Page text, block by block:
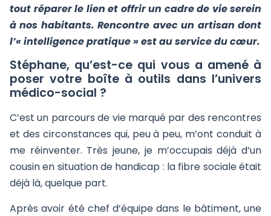
tout réparer le lien et offrir un cadre de vie serein
à nos habitants. Rencontre avec un artisan dont
l’« intelligence pratique » est au service du cœur.
Stéphane, qu’est-ce qui vous a amené à
poser votre boîte à outils dans l’univers
médico-social ?
C’est un parcours de vie marqué par des rencontres
et des circonstances qui, peu à peu, m’ont conduit à
me réinventer. Très jeune, je m’occupais déjà d’un
cousin en situation de handicap : la fibre sociale était
déjà là, quelque part.
Après avoir été chef d’équipe dans le bâtiment, une